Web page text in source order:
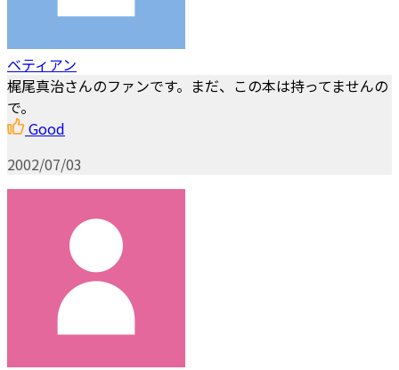
ベティアン
梶尾真治さんのファンです。まだ、この本は持ってませんの
で。
Good
2002/07/03